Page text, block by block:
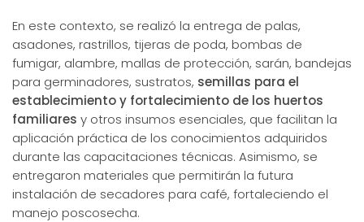
En este contexto, se realizó la entrega de palas,
asadones, rastrillos, tijeras de poda, bombas de
fumigar, alambre, mallas de protección, sarán, bandejas
para germinadores, sustratos, semillas para el
establecimiento y fortalecimiento de los huertos
familiares y otros insumos esenciales, que facilitan la
aplicación práctica de los conocimientos adquiridos
durante las capacitaciones técnicas. Asimismo, se
entregaron materiales que permitirán la futura
instalación de secadores para café, fortaleciendo el
manejo poscosecha.